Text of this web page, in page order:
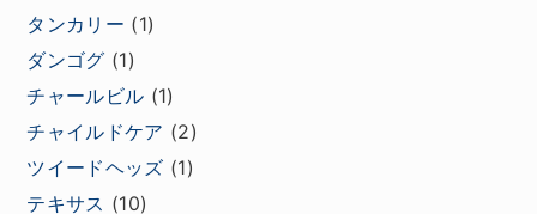
タンカリー (1)
ダンゴグ (1)
チャールビル (1)
チャイルドケア (2)
ツイードヘッズ (1)
テキサス (10)